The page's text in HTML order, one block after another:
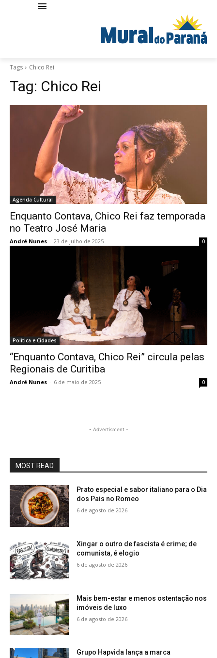
Tags Chico Rei
Tag: Chico Rei
Agenda Cultural
Enquanto Contava, Chico Rei faz temporada
no Teatro José Maria
André Nunes - 23 de julho de 2025 0
Política e Cidades
“Enquanto Contava, Chico Rei” circula pelas
Regionais de Curitiba
André Nunes - 6 de maio de 2025 0
- Advertisment -
MOST READ
Prato especial e sabor italiano para o Dia
dos Pais no Romeo
6 de agosto de 2026
Xingar o outro de fascista é crime; de
comunista, é elogio
6 de agosto de 2026
Mais bem-estar e menos ostentação nos
imóveis de luxo
6 de agosto de 2026
Grupo Hapvida lança a marca